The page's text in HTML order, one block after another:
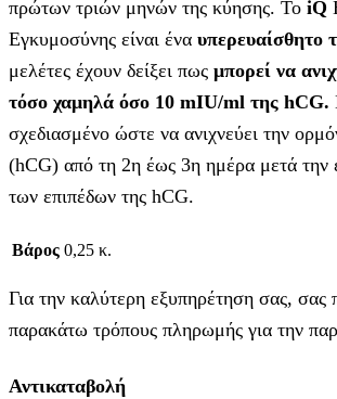
πρώτων τριών μηνών της κύησης. Το iQ
Εγκυμοσύνης είναι ένα υπερευαίσθητο
μελέτες έχουν δείξει πως μπορεί να
τόσο χαμηλά όσο 10 mIU/ml της hCG.
σχεδιασμένο ώστε να ανιχνεύει την
(hCG) από τη 2η έως 3η ημέρα μετά την
των επιπέδων της hCG.
Βάρος 0,25 κ.
Για την καλύτερη εξυπηρέτηση σας, σας
παρακάτω τρόπους πληρωμής για την
Αντικαταβολή